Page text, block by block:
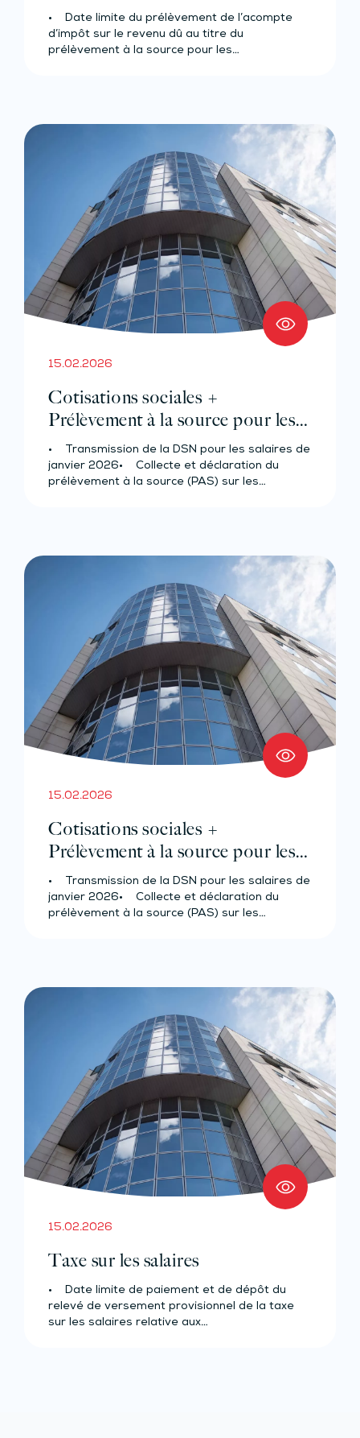
• Date limite du prélèvement de l’acompte
d’impôt sur le revenu dû au titre du
prélèvement à la source pour les…
15.02.2026
Cotisations sociales +
Prélèvement à la source pour les
salariés et assimilés (effectif de 10
salariés au plus)
• Transmission de la DSN pour les salaires de
janvier 2026• Collecte et déclaration du
prélèvement à la source (PAS) sur les…
15.02.2026
Cotisations sociales +
Prélèvement à la source pour les
salariés et assimilés (effectif de 11 à
49 salariés au plus)
• Transmission de la DSN pour les salaires de
janvier 2026• Collecte et déclaration du
prélèvement à la source (PAS) sur les…
15.02.2026
Taxe sur les salaires
• Date limite de paiement et de dépôt du
relevé de versement provisionnel de la taxe
sur les salaires relative aux…